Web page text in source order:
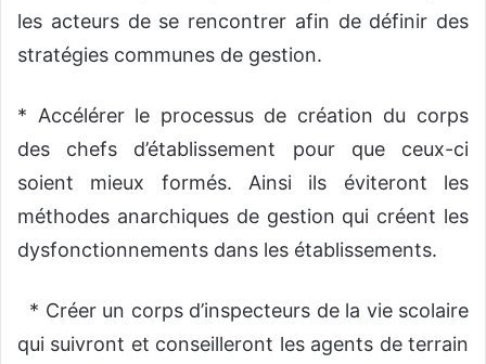
les acteurs de se rencontrer afin de définir des
stratégies communes de gestion.
* Accélérer le processus de création du corps
des chefs d’établissement pour que ceux-ci
soient mieux formés. Ainsi ils éviteront les
méthodes anarchiques de gestion qui créent les
dysfonctionnements dans les établissements.
* Créer un corps d’inspecteurs de la vie scolaire
qui suivront et conseilleront les agents de terrain